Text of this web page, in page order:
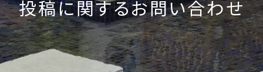
投稿に関するお問い合わせ